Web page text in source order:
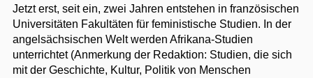
Jetzt erst, seit ein, zwei Jahren entstehen in französischen
Universitäten Fakultäten für feministische Studien. In der
angelsächsischen Welt werden Afrikana-Studien
unterrichtet (Anmerkung der Redaktion: Studien, die sich
mit der Geschichte, Kultur, Politik von Menschen